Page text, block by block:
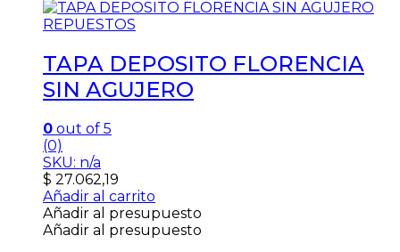
REPUESTOS
TAPA DEPOSITO FLORENCIA
SIN AGUJERO
0 out of 5
(0)
SKU: n/a
$ 27.062,19
Añadir al carrito
Añadir al presupuesto
Añadir al presupuesto